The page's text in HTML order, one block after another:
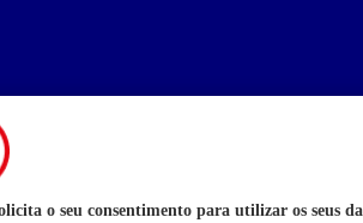
o seu consentimento para utilizar os seus